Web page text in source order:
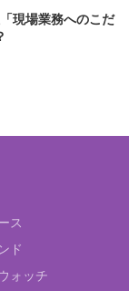
現場業務へのこだ
ス
ド
ォッチ